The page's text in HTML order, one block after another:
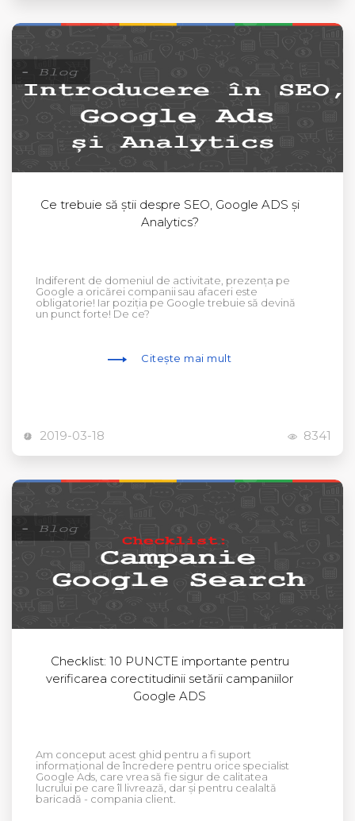
Ce trebuie să știi despre SEO, Google ADS și
Analytics?
Indiferent de domeniul de activitate, prezența pe
Google a oricărei companii sau afaceri este
obligatorie! Iar poziția pe Google trebuie să devină
un punct forte! De ce?
Citește mai mult
2019-03-18 8341
Checklist: 10 PUNCTE importante pentru
verificarea corectitudinii setării campaniilor
Google ADS
Am conceput acest ghid pentru a fi suport
informațional de încredere pentru orice specialist
Google Ads, care vrea să fie sigur de calitatea
lucrului pe care îl livrează, dar și pentru cealaltă
baricadă - compania client.